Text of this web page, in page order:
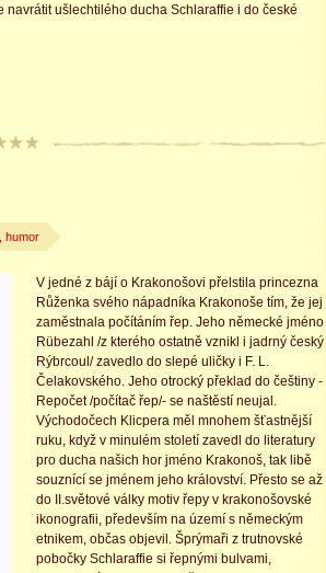
ušlechtilého ducha Schlaraffie i do české
humor
V jedné z bájí o Krakonošovi přelstila princezna
Růženka svého nápadníka Krakonoše tím, že jej
zaměstnala počítáním řep. Jeho německé jméno
Rübezahl /z kterého ostatně vznikl i jadrný český
Rýbrcoul/ zavedlo do slepé uličky i F. L.
Čelakovského. Jeho otrocký překlad do češtiny -
Repočet /počítač řep/- se naštěstí neujal.
Východočech Klicpera měl mnohem šťastnější
ruku, když v minulém století zavedl do literatury
pro ducha našich hor jméno Krakonoš, tak libě
souznící se jménem jeho království. Přesto se až
do II.světové války motiv řepy v krakonošovské
ikonografii, především na území s německým
etnikem, občas objevil. Šprýmaři z trutnovské
pobočky Schlaraffie si řepnými bulvami,